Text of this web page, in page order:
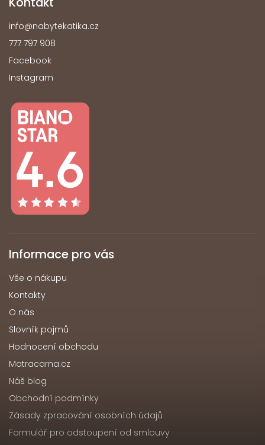
info@nabytekatika.cz
777 797 908
Facebook
Instagram
Informace pro vás
Vše o nákupu
Kontakty
O nás
Slovník pojmů
Hodnocení obchodu
Matracarna.cz
Náš blog
Obchodní podmínky
Zásady zpracování osobních údajů
Formulář pro odstoupení od smlouvy